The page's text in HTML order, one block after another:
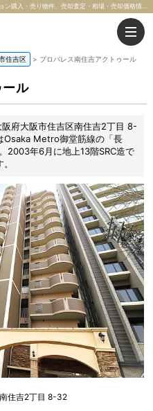
住吉区 プロパレス南住吉アクトゥール
ール
府大阪市住吉区南住吉2丁目 8-
Osaka Metro御堂筋線の「長
2003年6月に地上13階SRC造で
住吉2丁目 8-32